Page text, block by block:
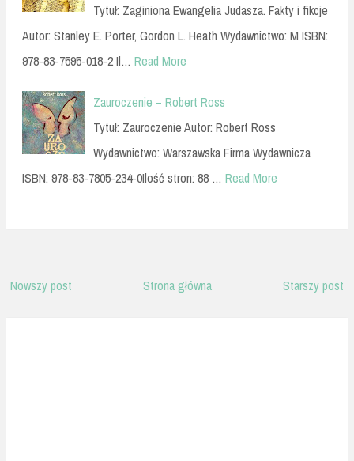
Tytuł: Zaginiona Ewangelia Judasza. Fakty i fikcje
Autor: Stanley E. Porter, Gordon L. Heath Wydawnictwo: M ISBN:
978-83-7595-018-2 Il… Read More
Zauroczenie – Robert Ross
Tytuł: Zauroczenie Autor: Robert Ross
Wydawnictwo: Warszawska Firma Wydawnicza
ISBN: 978-83-7805-234-0Ilość stron: 88 … Read More
Nowszy post Starszy post
Strona główna